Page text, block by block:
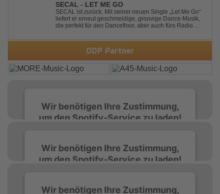
SECAL - LET ME GO
SECAL ist zurück. Mit seiner neuen Single „Let Me Go“
liefert er erneut geschmeidige, groovige Dance-Musik,
die perfekt für den Dancefloor, aber auch fürs Radio
ist. Deep House trifft auf Dance-Pop – man darf
gespannt sein, was als Nächstes...
DDP Partner
Wir benötigen Ihre Zustimmung,
um den Spotify-Service zu laden!
einzubetten. Dieser Service kann Daten zu
Ihren Aktivitäten sammeln. Bitte lesen Sie die
Wir benötigen Ihre Zustimmung,
um den Spotify-Service zu laden!
Wir benötigen Ihre Zustimmung,